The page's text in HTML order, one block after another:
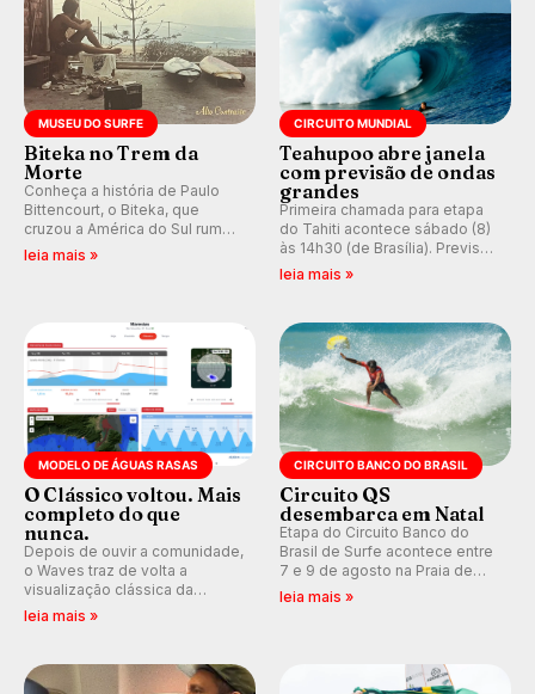
MUSEU DO SURFE
Biteka no Trem da
Morte
Conheça a história de Paulo
Bittencourt, o Biteka, que
cruzou a América do Sul rumo
ao Pacífico em uma jornada
leia mais »
CIRCUITO MUNDIAL
Teahupoo abre janela
com previsão de ondas
grandes
Primeira chamada para etapa
do Tahiti acontece sábado (8)
às 14h30 (de Brasília). Previsão
indica swell consistente.
Kelly Slater convidado.
leia mais »
MODELO DE ÁGUAS RASAS
O Clássico voltou. Mais
completo do que
nunca.
Depois de ouvir a comunidade,
o Waves traz de volta a
visualização clássica da
previsão de águas rasas,
ondas para até 16 dias.
leia mais »
CIRCUITO BANCO DO BRASIL
Circuito QS
desembarca em Natal
Etapa do Circuito Banco do
Brasil de Surfe acontece entre
7 e 9 de agosto na Praia de
Miami (RN), em disputas
leia mais »